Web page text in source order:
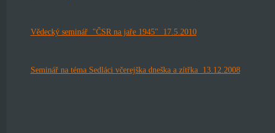
Vědecký seminář "ČSR na jaře 1945" 17.5.2010
Seminář na téma Sedláci včerejška dneška a zítřka 13.12.2008